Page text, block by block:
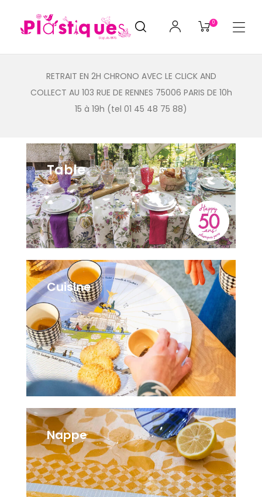
0
RETRAIT EN 2H CHRONO AVEC LE CLICK AND
COLLECT AU 103 RUE DE RENNES 75006 PARIS DE 10h
15 à 19h (tel 01 45 48 75 88)
Table
342 items
Cuisine
133 items
Nappe
167 items